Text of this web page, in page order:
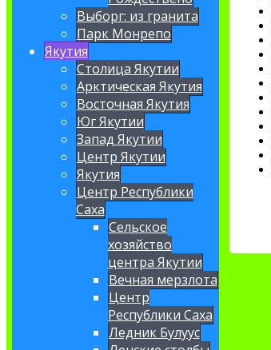
Выборг: из гранита
Парк Монрепо
Якутия
Столица Якутии
Арктическая Якутия
Восточная Якутия
Юг Якутии
Запад Якутии
Центр Якутии
Якутия
Центр Республики
Саха
Сельское
хозяйство
центра Якутии
Вечная мерзлота
Центр
Республики Саха
Ледник Булуус